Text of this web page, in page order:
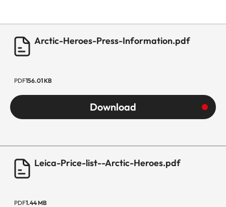
Arctic-Heroes-Press-Information.pdf
PDF156.01 KB
Download
Leica-Price-list--Arctic-Heroes.pdf
PDF1.44 MB